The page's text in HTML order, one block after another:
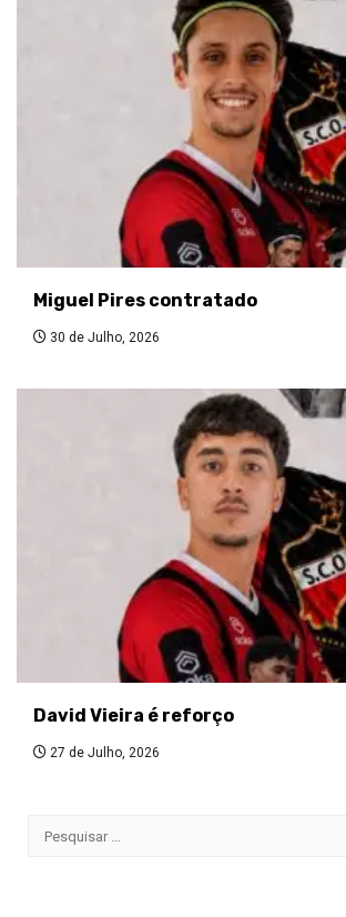
Miguel Pires contratado
30 de Julho, 2026
David Vieira é reforço
27 de Julho, 2026
Pesquisar